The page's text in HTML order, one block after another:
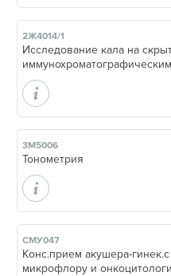
2Ж4014/1
Исследование кала на
3М5006
Тонометрия
СМУ047
Конс.прием акушера-
микрофлору и